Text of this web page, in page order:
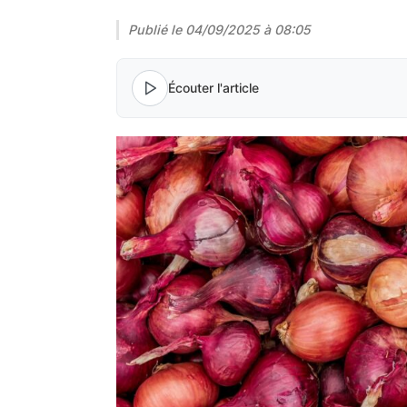
Publié le 04/09/2025 à 08:05
Écouter l'article